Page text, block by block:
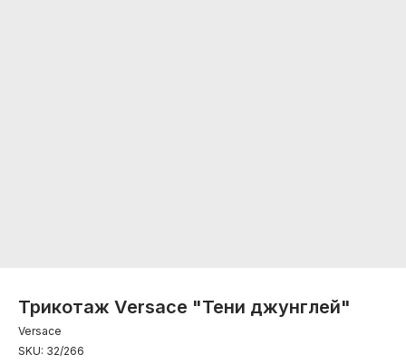
Трикотаж Versace "Тени джунглей"
Versace
SKU: 32/266